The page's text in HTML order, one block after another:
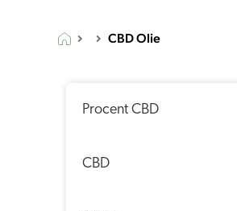
CBD Olie
Procent CBD
CBD